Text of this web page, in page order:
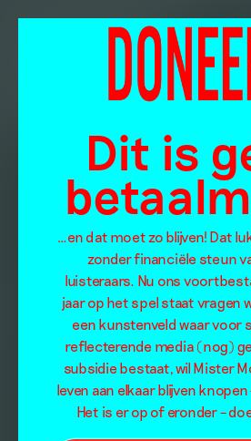
Dit is
…en dat moet zo blijven! Dat
zonder financiële steun
luisteraars. Nu ons
jaar op het spel staat vragen
een kunstenveld waar voor
reflecterende media (nog)
subsidie bestaat, wil Mister
leven aan elkaar blijven
Het is er op of eronder –